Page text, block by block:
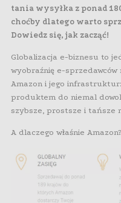
tania wysyłka z ponad
choćby dlatego warto
Dowiedz się, jak zacząć!
Globalizacja e-biznesu to
wyobraźnię e-sprzedawców
Amazon i jego
produktem do niemal
szybsze, prostsze i tańsze
A dlaczego właśnie